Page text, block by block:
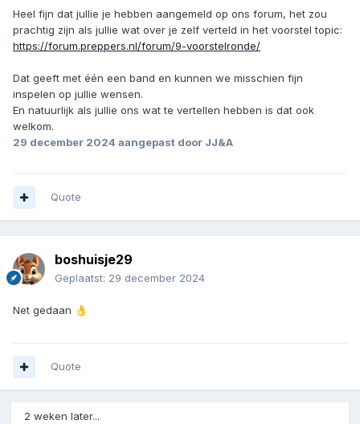
Heel fijn dat jullie je hebben aangemeld op ons forum, het zou
prachtig zijn als jullie wat over je zelf verteld in het voorstel topic:
https://forum.preppers.nl/forum/9-voorstelronde/
Dat geeft met één een band en kunnen we misschien fijn
inspelen op jullie wensen.
En natuurlijk als jullie ons wat te vertellen hebben is dat ook
welkom.
29 december 2024 aangepast door JJ&A
Quote
boshuisje29
Geplaatst: 29 december 2024
Net gedaan 👌
Quote
2 weken later...